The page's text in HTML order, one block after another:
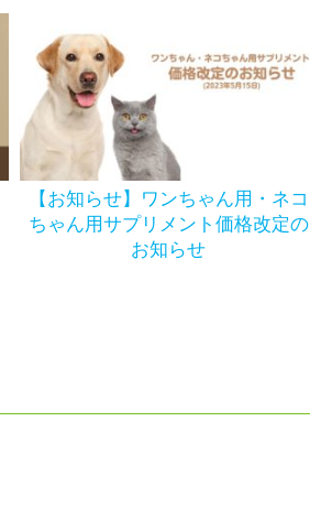
【お知らせ】ワンちゃん用・ネコ
ちゃん用サプリメント価格改定の
お知らせ